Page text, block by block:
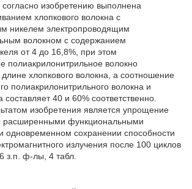
согласно изобретению выполнена
хлопкового волокна с
никелем электропроводящим
волокном с содержанием
от 4 до 16,8%, при этом
полиакрилонитрильное волокно
хлопкового волокна, а соотношение
полиакрилонитрильного волокна и
составляет 40 и 60% соответственно.
изобретения является упрощение
расширенными функциональными
одновременном сохранении способности
излучения после 100 циклов
з.п. ф-лы, 4 табл.